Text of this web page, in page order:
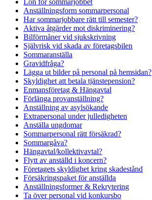
Lön för sommarjobbet
Anställningsform sommarpersonal
Har sommarjobbare rätt till semester?
Aktiva åtgärder mot diskriminering?
Bilförmåner vid sjukskrivning
Självrisk vid skada av företagsbilen
Sommaranställa
Gravidfråga?
Lägga ut bilder på personal på hemsidan?
Skyldighet att betala tjänstepension?
Enmansföretag & Hängavtal
Förlänga provanställning?
Anställning av asylsökande
Extrapersonal under julledigheten
Anställa ungdomar
Sommarpersonal rätt försäkrad?
Sommargåva?
Hängavtal/kollektivavtal?
Flytt av anställd i koncern?
Företagets skyldighet kring skadestånd
Försäkringspaket för anställda
Anställningsformer & Rekrytering
Ta över personal vid konkursbo